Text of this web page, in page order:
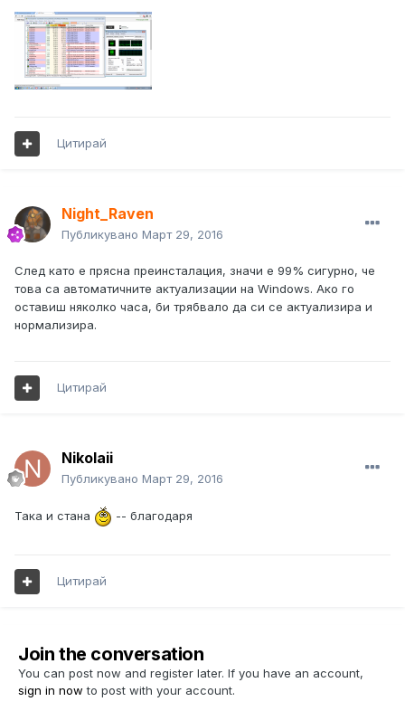
Цитирай
Night_Raven
Публикувано Март 29, 2016
След като е прясна преинсталация, значи е 99% сигурно, че
това са автоматичните актуализации на Windows. Ако го
оставиш няколко часа, би трябвало да си се актуализира и
нормализира.
Цитирай
Nikolaii
Публикувано Март 29, 2016
Така и стана -- благодаря
Цитирай
Join the conversation
You can post now and register later. If you have an account,
sign in now to post with your account.